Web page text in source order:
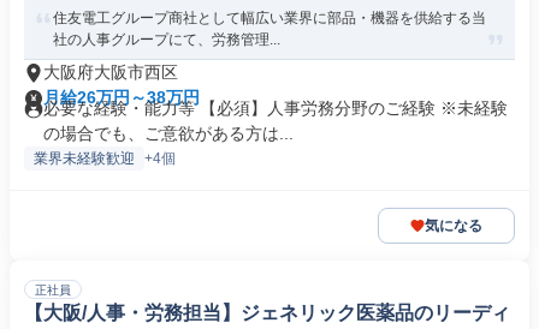
住友電工グループ商社として幅広い業界に部品・機器を供給する当
社の人事グループにて、労務管理...
大阪府大阪市西区
月給26万円～38万円
必要な経験・能力等 【必須】人事労務分野のご経験 ※未経験
の場合でも、ご意欲がある方は...
業界未経験歓迎 +4個
気になる
正社員
【大阪/人事・労務担当】ジェネリック医薬品のリーディ